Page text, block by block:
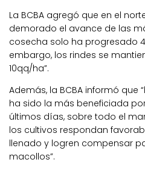
La BCBA agregó que en el
demorado el avance de las
cosecha solo ha progresado
embargo, los rindes se
10qq/ha”.
Además, la BCBA informó que
ha sido la más beneficiada
últimos días, sobre todo el
los cultivos respondan
llenado y logren compensar
macollos”.